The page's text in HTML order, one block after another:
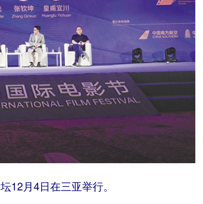
12月4日在三亚举行。